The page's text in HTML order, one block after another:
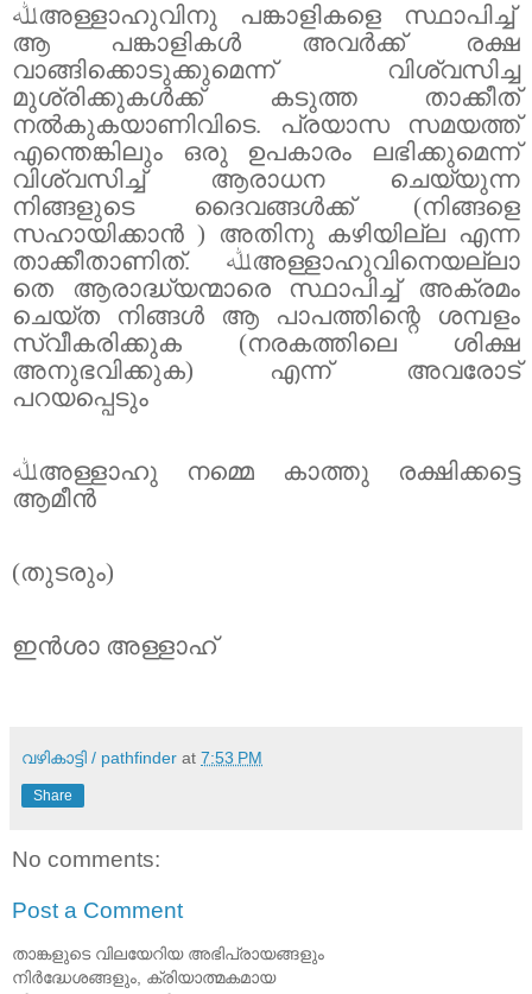
ﷲഅള്ളാഹുവിനു പങ്കാളികളെ സ്ഥാപിച്ച്
ആ പങ്കാളികൾ അവർക്ക് രക്ഷ
വാങ്ങിക്കൊടുക്കുമെന്ന് വിശ്വസിച്ച
മുശ്‌രിക്കുകൾക്ക് കടുത്ത താക്കീത്
നൽകുകയാണിവിടെ. പ്രയാസ സമയത്ത്
എന്തെങ്കിലും ഒരു ഉപകാരം ലഭിക്കുമെന്ന്
വിശ്വസിച്ച് ആരാധന ചെയ്യുന്ന
നിങ്ങളുടെ ദൈവങ്ങൾക്ക് (നിങ്ങളെ
സഹായിക്കാൻ ) അതിനു കഴിയില്ല എന്ന
താക്കീതാണിത്.
ﷲഅള്ളാഹുവിനെയല്ലാ
തെ ആരാദ്ധ്യന്മാരെ സ്ഥാപിച്ച് അക്രമം
ചെയ്ത നിങ്ങൾ ആ പാപത്തിന്റെ ശമ്പളം
സ്വീകരിക്കുക (നരകത്തിലെ ശിക്ഷ
അനുഭവിക്കുക) എന്ന് അവരോട്
പറയപ്പെടും
ﷲഅള്ളാഹു നമ്മെ കാത്തു രക്ഷിക്കട്ടെ
ആമീൻ
(തുടരും)
ഇൻശാ അള്ളാഹ്
വഴികാട്ടി / pathfinder at 7:53 PM
Share
No comments:
Post a Comment
താങ്കളുടെ വിലയേറിയ അഭിപ്രായങ്ങളും
നിര്‍ദ്ധേശങ്ങളും, ക്രിയാത്മകമായ